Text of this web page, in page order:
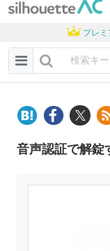
プレ
音声認証で解錠